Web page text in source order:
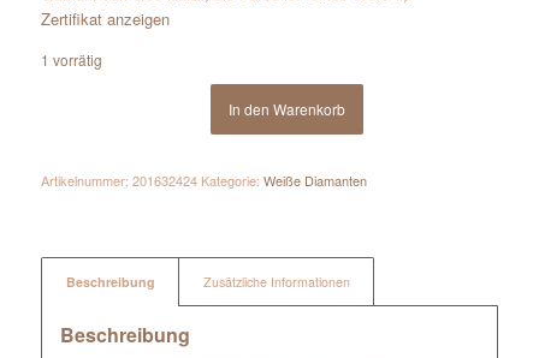
Zertifikat anzeigen
1 vorrätig
In den Warenkorb
Artikelnummer: 201632424 Kategorie: Weiße Diamanten
Beschreibung Zusätzliche Informationen
Beschreibung